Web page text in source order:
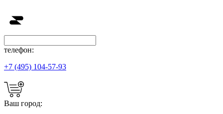
телефон:
+7 (495) 104-57-93
Ваш город: